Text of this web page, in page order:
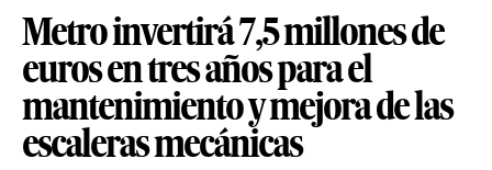
Metro invertirá 7,5 millones de
euros en tres años para el
mantenimiento y mejora de las
escaleras mecánicas